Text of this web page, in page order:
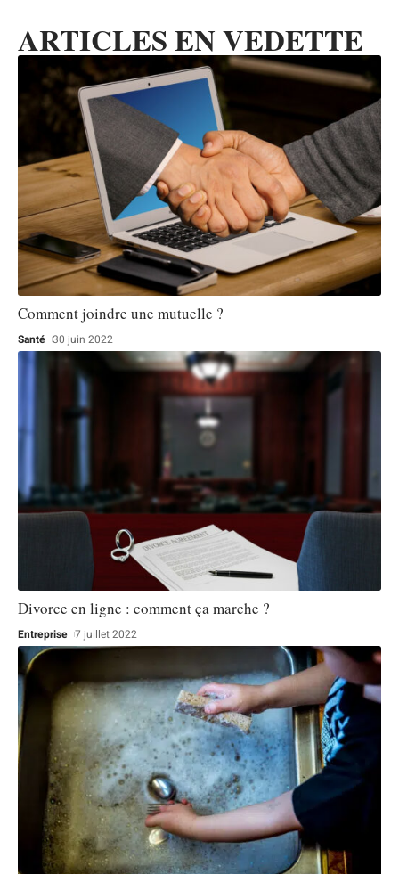
ARTICLES EN VEDETTE
Comment joindre une mutuelle ?
Santé 30 juin 2022
Divorce en ligne : comment ça marche ?
Entreprise 7 juillet 2022